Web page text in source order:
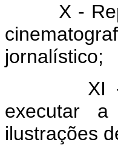
X -
jornalístico;
XI -
executar
ilustrações